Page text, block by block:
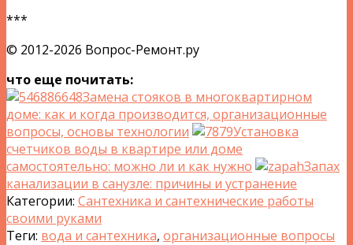
***
© 2012-2026 Вопрос-Ремонт.ру
что еще почитать:
Замена стояков в многоквартирном
доме: как и когда производится, организационные
вопросы, основы технологии
Установка
счетчиков воды в квартире или доме
самостоятельно: можно ли и как нужно
Запах
канализации в санузле: причины и устранение
Категории: Сантехника и сантехнические работы
своими руками
Теги: вода и сантехника, организационные вопросы